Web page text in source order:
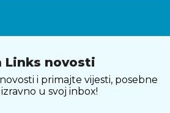
Links novosti
i primajte vijesti, posebne
u svoj inbox!